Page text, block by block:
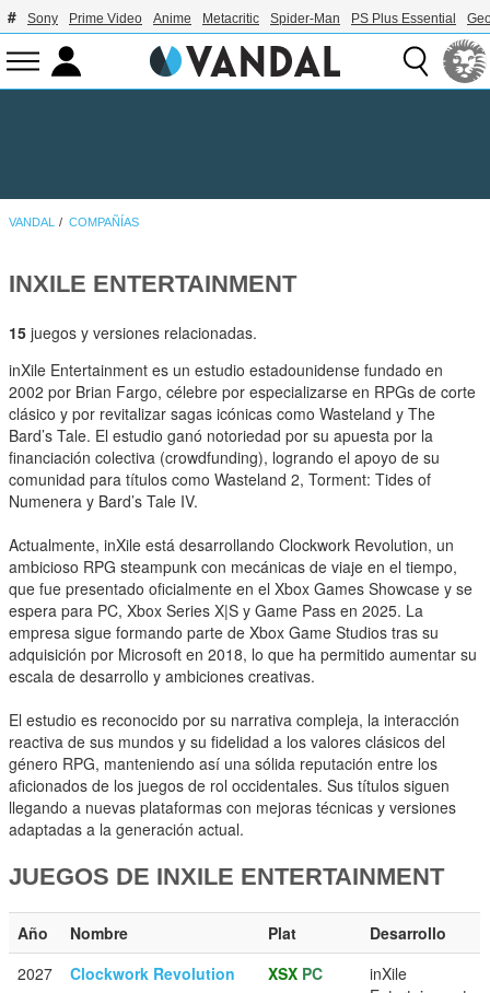
Sony Prime Video Anime Metacritic Spider-Man PS Plus Essential
VANDAL COMPAÑÍAS
INXILE ENTERTAINMENT
15 juegos y versiones relacionadas.
inXile Entertainment es un estudio estadounidense fundado en
2002 por Brian Fargo, célebre por especializarse en RPGs de corte
clásico y por revitalizar sagas icónicas como Wasteland y The
Bard’s Tale. El estudio ganó notoriedad por su apuesta por la
financiación colectiva (crowdfunding), logrando el apoyo de su
comunidad para títulos como Wasteland 2, Torment: Tides of
Numenera y Bard’s Tale IV.
Actualmente, inXile está desarrollando Clockwork Revolution, un
ambicioso RPG steampunk con mecánicas de viaje en el tiempo,
que fue presentado oficialmente en el Xbox Games Showcase y se
espera para PC, Xbox Series X|S y Game Pass en 2025. La
empresa sigue formando parte de Xbox Game Studios tras su
adquisición por Microsoft en 2018, lo que ha permitido aumentar su
escala de desarrollo y ambiciones creativas.
El estudio es reconocido por su narrativa compleja, la interacción
reactiva de sus mundos y su fidelidad a los valores clásicos del
género RPG, manteniendo así una sólida reputación entre los
aficionados de los juegos de rol occidentales. Sus títulos siguen
llegando a nuevas plataformas con mejoras técnicas y versiones
adaptadas a la generación actual.
JUEGOS DE INXILE ENTERTAINMENT
Año Nombre Plat
Desarrollo
2027
Clockwork Revolution XSX PC
inXile